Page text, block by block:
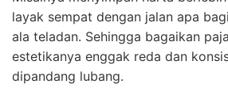
layak sempat dengan jalan apa
ala teladan. Sehingga bagaikan
estetikanya enggak reda dan
dipandang lubang.